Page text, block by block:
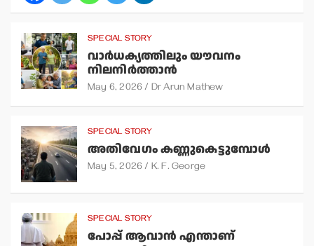
SPECIAL STORY
വാര്‍ധക്യത്തിലും യൗവനം
നിലനിര്‍ത്താന്‍
May 6, 2026 Dr Arun Mathew
SPECIAL STORY
അതിവേഗം കണ്ണുകെട്ടുമ്പോള്‍
May 5, 2026 K. F. George
SPECIAL STORY
പോപ്പ് ആവാന്‍ എന്താണ്